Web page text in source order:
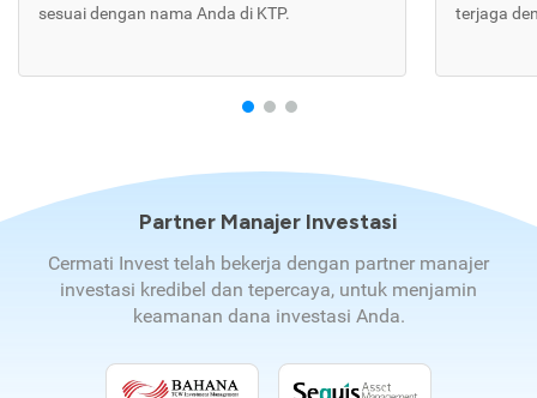
sesuai dengan nama Anda di KTP.
terjaga
Partner Manajer Investasi
Cermati Invest telah bekerja dengan partner manajer
investasi kredibel dan tepercaya, untuk menjamin
keamanan dana investasi Anda.